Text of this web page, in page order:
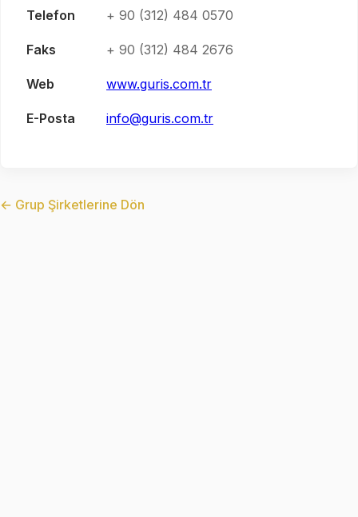
Telefon + 90 (312) 484 0570
Faks + 90 (312) 484 2676
Web www.guris.com.tr
E-Posta info@guris.com.tr
← Grup Şirketlerine Dön